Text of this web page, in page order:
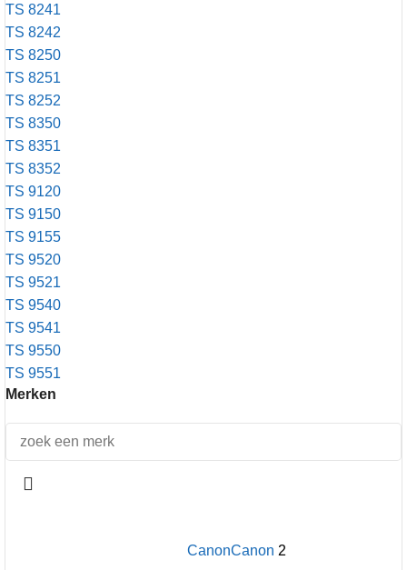
TS 8241
TS 8242
TS 8250
TS 8251
TS 8252
TS 8350
TS 8351
TS 8352
TS 9120
TS 9150
TS 9155
TS 9520
TS 9521
TS 9540
TS 9541
TS 9550
TS 9551
Merken
CanonCanon 2